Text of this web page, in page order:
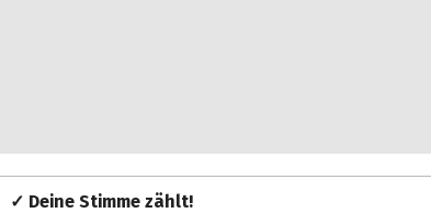
✓ Deine Stimme zählt!